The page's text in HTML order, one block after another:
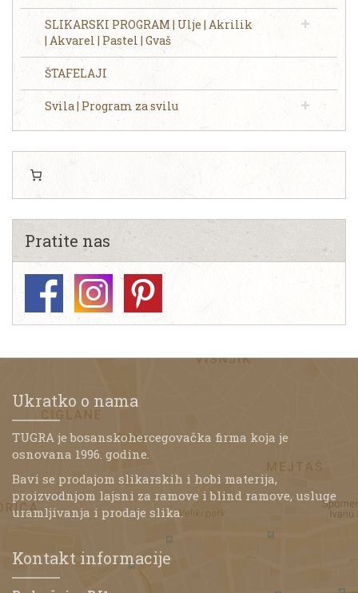
SLIKARSKI PROGRAM | Ulje | Akrilik
| Akvarel | Pastel | Gvaš
ŠTAFELAJI
Svila | Program za svilu
Pratite nas
Ukratko o nama
TUGRA je bosanskohercegovačka firma koja je
osnovana 1996. godine.
Bavi se prodajom slikarskih i hobi materija,
proizvodnjom lajsni za ramove i blind ramove, usluge
uramljivanja i prodaje slika.
Kontakt informacije